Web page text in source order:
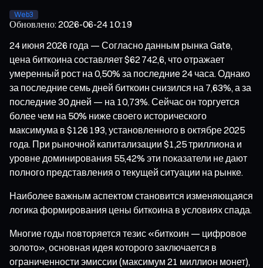
Web3
Обновлено:2026-06-24 10:19
24 июня 2026 года — Согласно данным рынка Gate,
цена биткоина составляет $62 742,6, что отражает
умеренный рост на 0,50% за последние 24 часа. Однако
за последние семь дней биткоин снизился на 7,63%, а за
последние 30 дней — на 10,73%. Сейчас он торгуется
более чем на 50% ниже своего исторического
максимума в $126 193, установленного в октябре 2025
года. При рыночной капитализации $1,25 триллиона и
уровне доминирования 55,42% эти показатели не дают
полного представления о текущей ситуации на рынке.
Наиболее важным аспектом становится изменяющаяся
логика формирования цены биткоина в условиях спада.
Многие годы повторяется тезис «биткоин — цифровое
золото», основная идея которого заключается в
ограниченности эмиссии (максимум 21 миллион монет),